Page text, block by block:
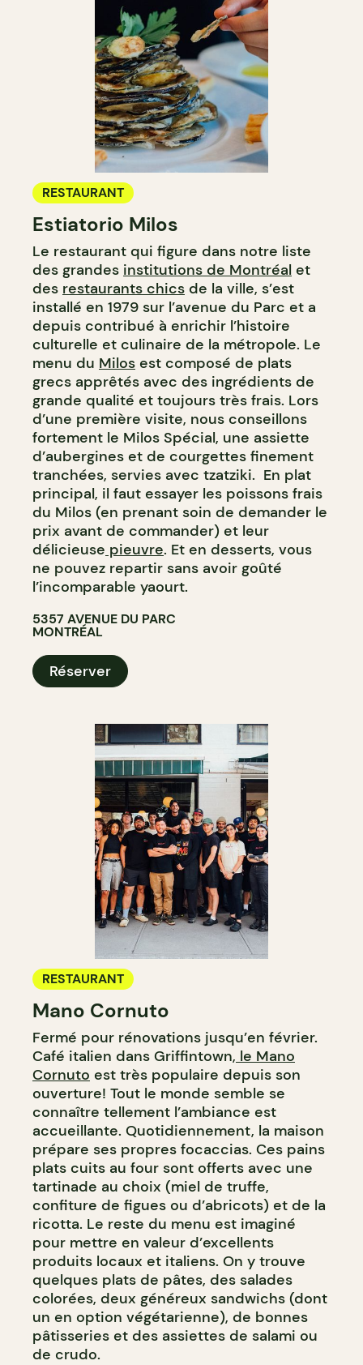
RESTAURANT
Estiatorio Milos
Le restaurant qui figure dans notre liste
des grandes institutions de Montréal et
des restaurants chics de la ville, s’est
installé en 1979 sur l’avenue du Parc et a
depuis contribué à enrichir l’histoire
culturelle et culinaire de la métropole. Le
menu du Milos est composé de plats
grecs apprêtés avec des ingrédients de
grande qualité et toujours très frais. Lors
d’une première visite, nous conseillons
fortement le Milos Spécial, une assiette
d’aubergines et de courgettes finement
tranchées, servies avec tzatziki. En plat
principal, il faut essayer les poissons frais
du Milos (en prenant soin de demander le
prix avant de commander) et leur
délicieuse pieuvre. Et en desserts, vous
ne pouvez repartir sans avoir goûté
l’incomparable yaourt.
5357 AVENUE DU PARC
MONTRÉAL
Réserver
RESTAURANT
Mano Cornuto
Fermé pour rénovations jusqu’en février.
Café italien dans Griffintown, le Mano
Cornuto est très populaire depuis son
ouverture! Tout le monde semble se
connaître tellement l’ambiance est
accueillante. Quotidiennement, la maison
prépare ses propres focaccias. Ces pains
plats cuits au four sont offerts avec une
tartinade au choix (miel de truffe,
confiture de figues ou d’abricots) et de la
ricotta. Le reste du menu est imaginé
pour mettre en valeur d’excellents
produits locaux et italiens. On y trouve
quelques plats de pâtes, des salades
colorées, deux généreux sandwichs (dont
un en option végétarienne), de bonnes
pâtisseries et des assiettes de salami ou
de crudo.